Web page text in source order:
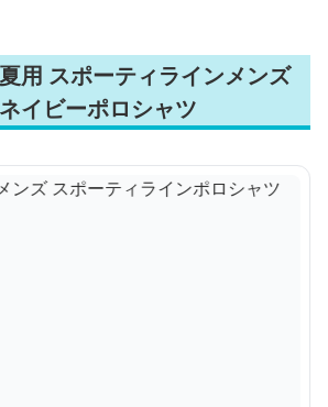
用 スポーティラインメンズ
イビーポロシャツ